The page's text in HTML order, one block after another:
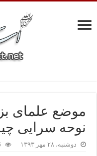
موضع علمای
نوحه سرایی
دوشنبه، ۲۸ مهر ۱۳۹۳